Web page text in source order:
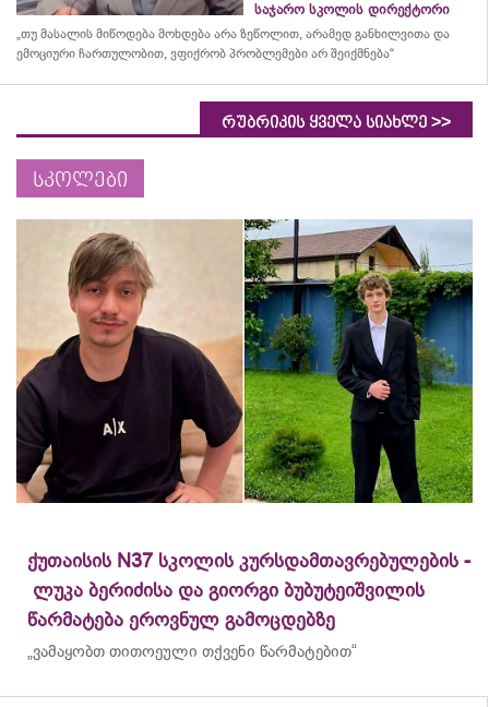
საჯარო სკოლის დირექტორი
„თუ მასალის მიწოდება მოხდება არა ზეწოლით, არამედ განხილვითა და
ემოციური ჩართულობით, ვფიქრობ პრობლემები არ შეიქმნება“
რუბრიკის ყველა სიახლე >>
სკოლები
ქუთაისის N37 სკოლის კურსდამთავრებულების -
ლუკა ბერიძისა და გიორგი ბუბუტეიშვილის
წარმატება ეროვნულ გამოცდებზე
„ვამაყობთ თითოეული თქვენი წარმატებით“